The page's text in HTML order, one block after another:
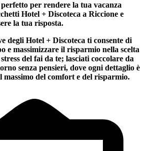
per rendere la tua vacanza
Hotel + Discoteca a Riccione e
la tua risposta.
degli Hotel + Discoteca ti consente di
e massimizzare il risparmio nella scelta
del fai da te; lasciati coccolare da
senza pensieri, dove ogni dettaglio è
del comfort e del risparmio.